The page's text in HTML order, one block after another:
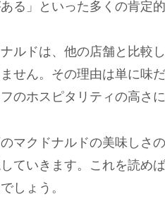
る」といった多くの肯定
ルドは、他の店舗と比較
せん。その理由は単に味
のホスピタリティの高さ
マクドナルドの美味しさ
ていきます。これを読め
しょう。